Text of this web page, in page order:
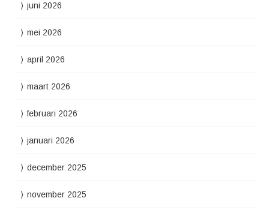
juni 2026
mei 2026
april 2026
maart 2026
februari 2026
januari 2026
december 2025
november 2025